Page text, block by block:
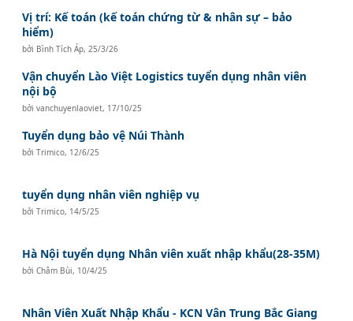
Vị trí: Kế toán (kế toán chứng từ & nhân sự – bảo
hiểm)
bởi Bình Tích Áp, 25/3/26
Vận chuyển Lào Việt Logistics tuyển dụng nhân viên
nội bộ
bởivanchuyenlaoviet, 17/10/25
Tuyển dụng bảo vệ Núi Thành
bởiTrimico, 12/6/25
tuyển dụng nhân viên nghiệp vụ
bởiTrimico, 14/5/25
Hà Nội tuyển dụng Nhân viên xuất nhập khẩu(28-35M)
bởiChâm Bùi, 10/4/25
Nhân Viên Xuất Nhập Khẩu - KCN Vân Trung Bắc Giang